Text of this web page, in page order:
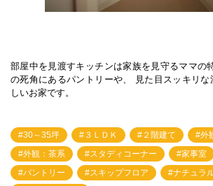
部屋中を見渡すキッチンは家族を見守るママの
の死角にあるパントリーや、 見た目スッキリ
しいお家です。
30～35坪 ３ＬＤＫ ２階建て
外
外観：茶系
スタディコーナー 家事室
パントリー
スキップフロア
ナチュラ